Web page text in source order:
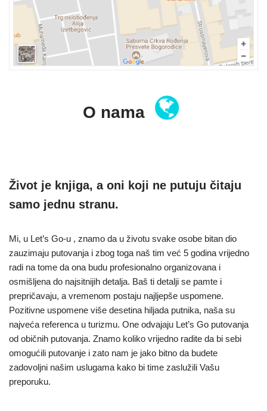
O nama
Život je knjiga, a oni koji ne putuju čitaju
samo jednu stranu.
Mi, u Let’s Go-u , znamo da u životu svake osobe bitan dio
zauzimaju putovanja i zbog toga naš tim već 5 godina vrijedno
radi na tome da ona budu profesionalno organizovana i
osmišljena do najsitnijih detalja. Baš ti detalji se pamte i
prepričavaju, a vremenom postaju najljepše uspomene.
Pozitivne uspomene više desetina hiljada putnika, naša su
najveća referenca u turizmu. One odvajaju Let’s Go putovanja
od običnih putovanja. Znamo koliko vrijedno radite da bi sebi
omogućili putovanje i zato nam je jako bitno da budete
zadovoljni našim uslugama kako bi time zaslužili Vašu
preporuku.